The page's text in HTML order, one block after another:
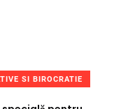
SI BIROCRATIE